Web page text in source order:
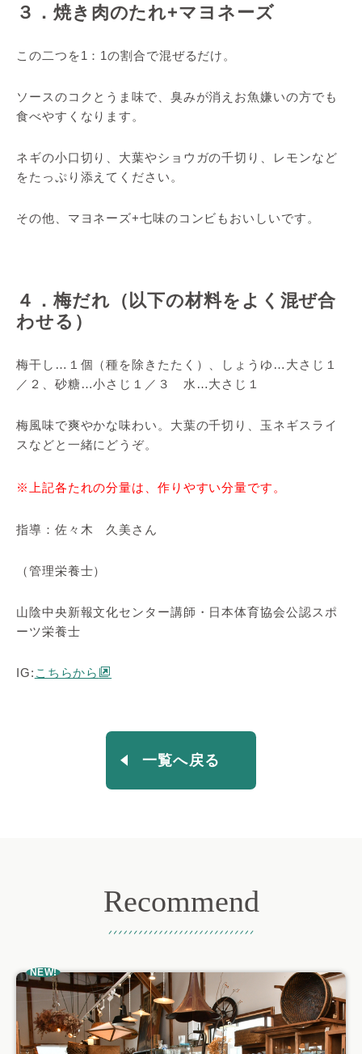
３．焼き肉のたれ+マヨネーズ
この二つを1：1の割合で混ぜるだけ。
ソースのコクとうま味で、臭みが消えお魚嫌いの方でも
食べやすくなります。
ネギの小口切り、大葉やショウガの千切り、レモンなど
をたっぷり添えてください。
その他、マヨネーズ+七味のコンビもおいしいです。
４．梅だれ（以下の材料をよく混ぜ合
わせる）
梅干し…１個（種を除きたたく）、しょうゆ…大さじ１
／２、砂糖…小さじ１／３ 水…大さじ１
梅風味で爽やかな味わい。大葉の千切り、玉ネギスライ
スなどと一緒にどうぞ。
※上記各たれの分量は、作りやすい分量です。
指導：佐々木 久美さん
（管理栄養士）
山陰中央新報文化センター講師・日本体育協会公認スポ
ーツ栄養士
IG: こちらから
一覧へ戻る
Recommend
NEW!